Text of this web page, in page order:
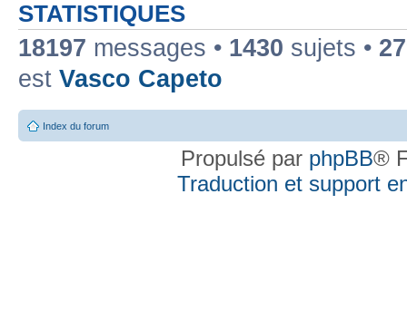
STATISTIQUES
18197 messages • 1430 sujets •
est Vasco Capeto
Index du forum
Propulsé par phpBB®
Traduction et support